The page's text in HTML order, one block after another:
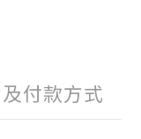
付款方式